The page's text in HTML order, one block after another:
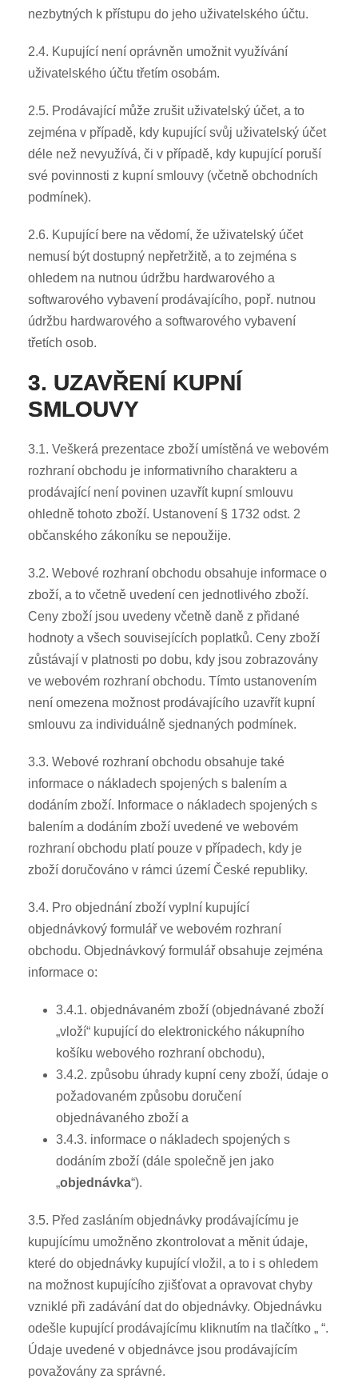
nezbytných k přístupu do jeho uživatelského účtu.
2.4. Kupující není oprávněn umožnit využívání
uživatelského účtu třetím osobám.
2.5. Prodávající může zrušit uživatelský účet, a to
zejména v případě, kdy kupující svůj uživatelský účet
déle než nevyužívá, či v případě, kdy kupující poruší
své povinnosti z kupní smlouvy (včetně obchodních
podmínek).
2.6. Kupující bere na vědomí, že uživatelský účet
nemusí být dostupný nepřetržitě, a to zejména s
ohledem na nutnou údržbu hardwarového a
softwarového vybavení prodávajícího, popř. nutnou
údržbu hardwarového a softwarového vybavení
třetích osob.
3. UZAVŘENÍ KUPNÍ
SMLOUVY
3.1. Veškerá prezentace zboží umístěná ve webovém
rozhraní obchodu je informativního charakteru a
prodávající není povinen uzavřít kupní smlouvu
ohledně tohoto zboží. Ustanovení § 1732 odst. 2
občanského zákoníku se nepoužije.
3.2. Webové rozhraní obchodu obsahuje informace o
zboží, a to včetně uvedení cen jednotlivého zboží.
Ceny zboží jsou uvedeny včetně daně z přidané
hodnoty a všech souvisejících poplatků. Ceny zboží
zůstávají v platnosti po dobu, kdy jsou zobrazovány
ve webovém rozhraní obchodu. Tímto ustanovením
není omezena možnost prodávajícího uzavřít kupní
smlouvu za individuálně sjednaných podmínek.
3.3. Webové rozhraní obchodu obsahuje také
informace o nákladech spojených s balením a
dodáním zboží. Informace o nákladech spojených s
balením a dodáním zboží uvedené ve webovém
rozhraní obchodu platí pouze v případech, kdy je
zboží doručováno v rámci území České republiky.
3.4. Pro objednání zboží vyplní kupující
objednávkový formulář ve webovém rozhraní
obchodu. Objednávkový formulář obsahuje zejména
informace o:
3.4.1. objednávaném zboží (objednávané zboží
„vloží“ kupující do elektronického nákupního
košíku webového rozhraní obchodu),
3.4.2. způsobu úhrady kupní ceny zboží, údaje o
požadovaném způsobu doručení
objednávaného zboží a
3.4.3. informace o nákladech spojených s
dodáním zboží (dále společně jen jako
„objednávka“).
3.5. Před zasláním objednávky prodávajícímu je
kupujícímu umožněno zkontrolovat a měnit údaje,
které do objednávky kupující vložil, a to i s ohledem
na možnost kupujícího zjišťovat a opravovat chyby
vzniklé při zadávání dat do objednávky. Objednávku
odešle kupující prodávajícímu kliknutím na tlačítko „ “.
Údaje uvedené v objednávce jsou prodávajícím
považovány za správné.